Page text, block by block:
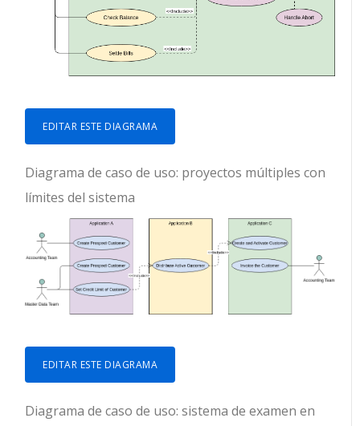
EDITAR ESTE DIAGRAMA
Diagrama de caso de uso: proyectos múltiples con
límites del sistema
EDITAR ESTE DIAGRAMA
Diagrama de caso de uso: sistema de examen en